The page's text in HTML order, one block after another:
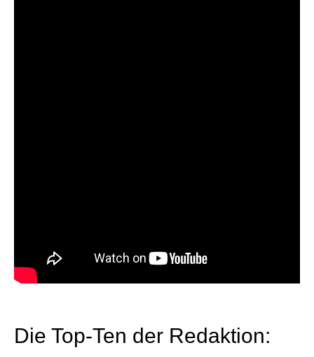
Die Top-Ten der Redaktion: